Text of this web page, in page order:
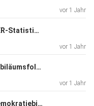
vor 1 Jahr
Podcast zugehOERt 115: OER-Statistiken als Teil von Wissenschaftsbewertung
vor 1 Jahr
Podcast zugehOERt 114: Jubiläumsfolge 10 Jahre Bündnis Freie Bildung
vor 1 Jahr
Podcast zugehOERt 113: Demokratiebildung mit OER - Im Talk mit Aula